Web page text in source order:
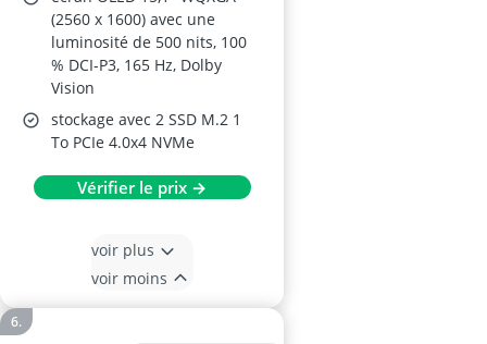
(2560 x 1600) avec une
luminosité de 500 nits, 100
% DCI-P3, 165 Hz, Dolby
Vision
stockage avec 2 SSD M.2 1
To PCIe 4.0x4 NVMe
Vérifier le prix →
voir plus
voir moins